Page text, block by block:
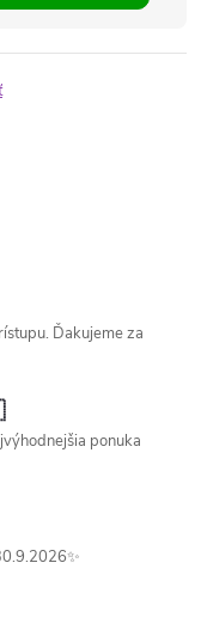
Ďakujeme za
ponuka